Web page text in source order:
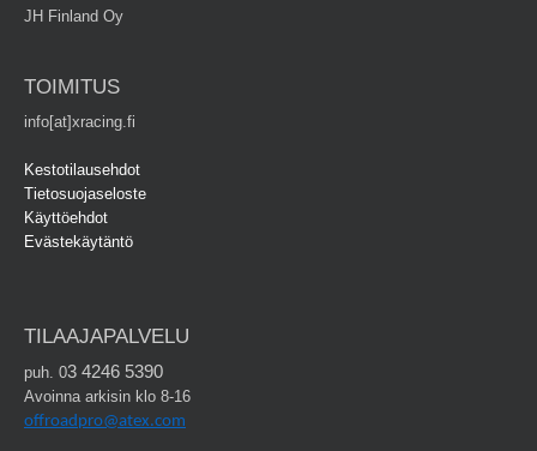
JH Finland Oy
TOIMITUS
info[at]xracing.fi
Kestotilausehdot
Tietosuojaseloste
Käyttöehdot
Evästekäytäntö
TILAAJAPALVELU
puh. 03 4246 5390
Avoinna arkisin klo 8-16
offroadpro@atex.com